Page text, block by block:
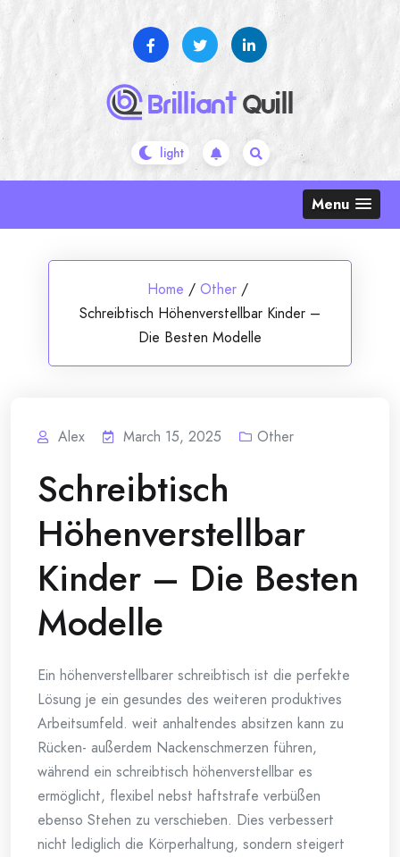
content
Menu
Home / Other /
Schreibtisch Höhenverstellbar Kinder –
Die Besten Modelle
Alex March 15, 2025 Other
Schreibtisch
Höhenverstellbar
Kinder – Die Besten
Modelle
Ein höhenverstellbarer schreibtisch ist die perfekte
Lösung je ein gesundes des weiteren produktives
Arbeitsumfeld. weit anhaltendes absitzen kann zu
Rücken- außerdem Nackenschmerzen führen,
während ein schreibtisch höhenverstellbar es
ermöglicht, flexibel nebst haftstrafe verbüßen
ebenso Stehen zu verschieben. Dies verbessert
nicht lediglich die Körperhaltung, sondern steigert